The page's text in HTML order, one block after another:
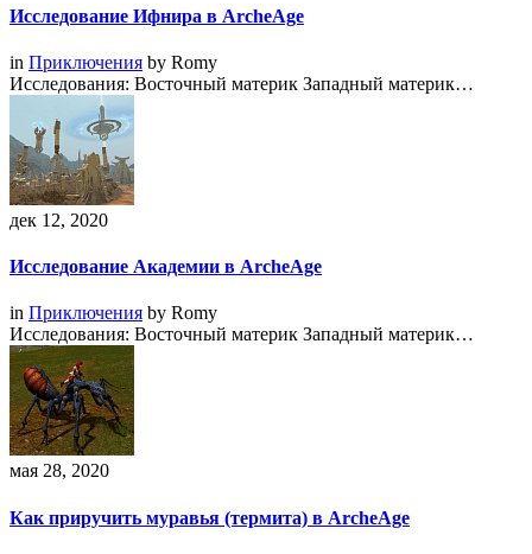
Исследование Ифнира в ArcheAge
in Приключения by Romy
Исследования: Восточный материк Западный материк…
дек 12, 2020
Исследование Академии в ArcheAge
in Приключения by Romy
Исследования: Восточный материк Западный материк…
мая 28, 2020
Как приручить муравья (термита) в ArcheAge